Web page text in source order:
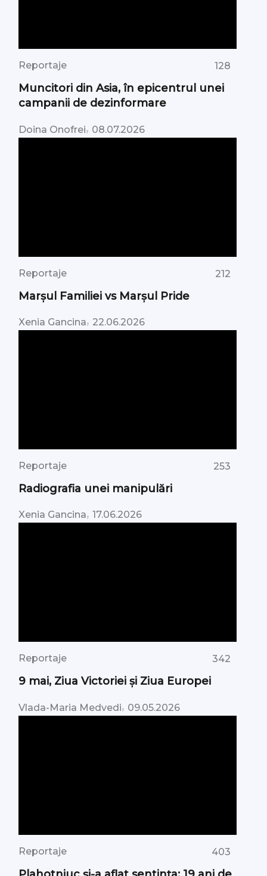
Reportaje 128
Muncitori din Asia, în epicentrul unei
campanii de dezinformare
Doina Onofrei, 08.07.2026
Reportaje 212
Marșul Familiei vs Marșul Pride
Xenia Gancina, 22.06.2026
Reportaje 253
Radiografia unei manipulări
Xenia Gancina,17.06.2026
Reportaje 342
9 mai, Ziua Victoriei şi Ziua Europei
Vlada-Maria Medvedi, 09.05.2026
Reportaje 403